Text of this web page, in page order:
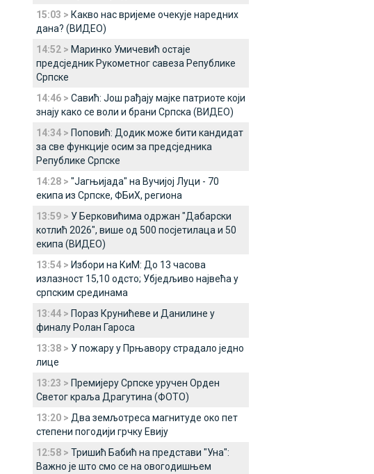
15:03 > Какво нас вријеме очекује наредних
дана? (ВИДЕО)
14:52 > Маринко Умичевић остаје
предсједник Рукометног савеза Републике
Српске
14:46 > Савић: Још рађају мајке патриоте који
знају како се воли и брани Српска (ВИДЕО)
14:34 > Поповић: Додик може бити кандидат
за све функције осим за предсједника
Републике Српске
14:28 > "Јагњијада" на Вучијој Луци - 70
екипа из Српске, ФБиХ, региона
13:59 > У Берковићима одржан "Дабарски
котлић 2026", више од 500 посјетилаца и 50
екипа (ВИДЕО)
13:54 > Избори на КиМ: До 13 часова
излазност 15,10 одсто; Убједљиво највећа у
српским срединама
13:44 > Пораз Крунићеве и Данилине у
финалу Ролан Гароса
13:38 > У пожару у Прњавору страдало једно
лице
13:23 > Премијеру Српске уручен Орден
Светог краља Драгутина (ФОТО)
13:20 > Два земљотреса магнитуде око пет
степени погодији грчку Евију
12:58 > Тришић Бабић на представи "Уна":
Важно је што смо се на овогодишњем